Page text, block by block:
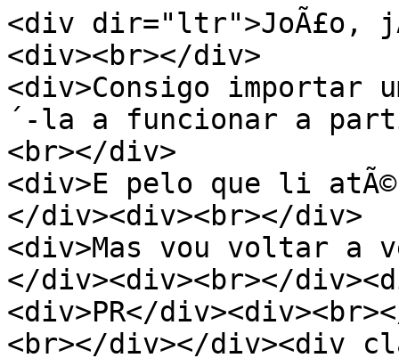
<div dir="ltr">JoÃ£o,
<div><br></div>
<div>Consigo importar
´-la a funcionar a
<br></div>
<div>E pelo que li atÃ©
</div><div><br></div>
<div>Mas vou voltar
</div><div><br></
<div>PR</
<br></div></div><div